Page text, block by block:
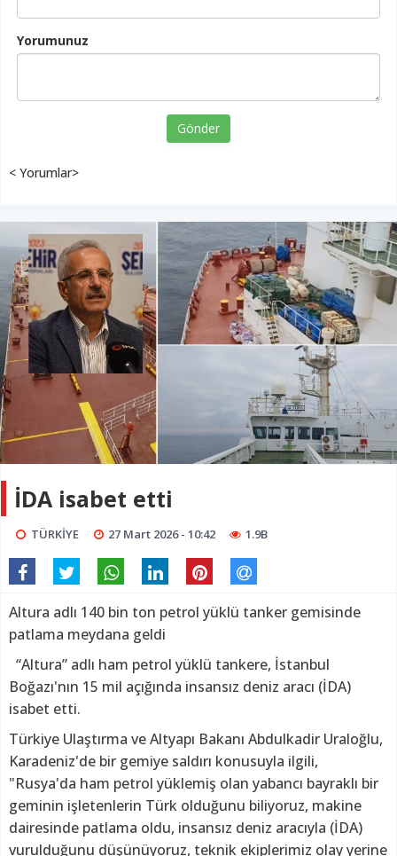
Yorumunuz
Gönder
< Yorumlar>
İDA isabet etti
TÜRKİYE 27 Mart 2026 - 10:42 1.9B
Altura adlı 140 bin ton petrol yüklü tanker gemisinde
patlama meydana geldi
“Altura” adlı ham petrol yüklü tankere, İstanbul
Boğazı'nın 15 mil açığında insansız deniz aracı (İDA)
isabet etti.
Türkiye Ulaştırma ve Altyapı Bakanı Abdulkadir Uraloğlu,
Karadeniz'de bir gemiye saldırı konusuyla ilgili,
"Rusya'da ham petrol yüklemiş olan yabancı bayraklı bir
geminin işletenlerin Türk olduğunu biliyoruz, makine
dairesinde patlama oldu, insansız deniz aracıyla (İDA)
vurulduğunu düşünüyoruz, teknik ekiplerimiz olay yerine